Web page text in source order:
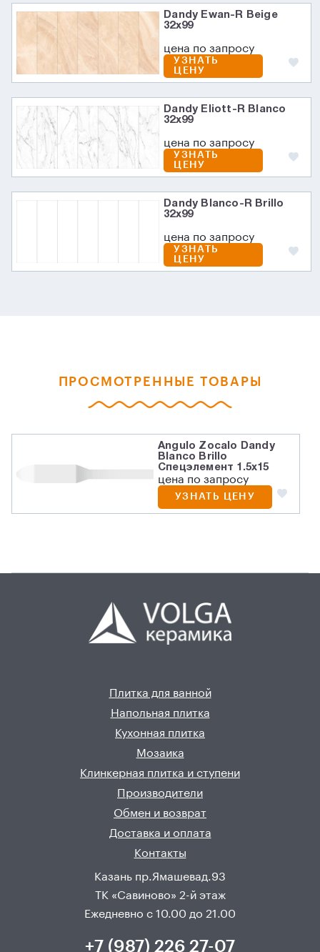
Dandy Ewan-R Beige
32x99
цена по запросу
УЗНАТЬ
ЦЕНУ
Dandy Eliott-R Blanco
32x99
цена по запросу
УЗНАТЬ
ЦЕНУ
Dandy Blanco-R Brillo
32x99
цена по запросу
УЗНАТЬ
ЦЕНУ
ПРОСМОТРЕННЫЕ ТОВАРЫ
Angulo Zocalo Dandy
Blanco Brillo
Спецэлемент 1.5x15
цена по запросу
УЗНАТЬ ЦЕНУ
Плитка для ванной
Напольная плитка
Кухонная плитка
Мозаика
Клинкерная плитка и ступени
Производители
Обмен и возврат
Доставка и оплата
Контакты
Казань пр.Ямашевад.93
ТК «Савиново» 2-й этаж
Ежедневно с 10.00 до 21.00
+7 (987) 226 27-07